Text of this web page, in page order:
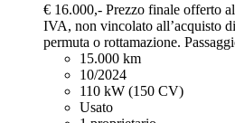
€ 16.000,- Prezzo finale offerto
IVA, non vincolato all’acquisto
permuta o rottamazione.
15.000 km
10/2024
110 kW (150 CV)
Usato